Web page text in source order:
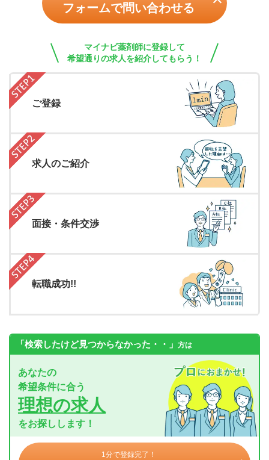
フォームで問い合わせる
マイナビ薬剤師に登録して
希望通りの求人を紹介してもらう！
ご登録
求人のご紹介
面接・条件交渉
転職成功!!
「検索したけど見つからなかった・・」 方は
あなたの
希望条件に合う
理想の求人
をお探しします！
1分で登録完了！